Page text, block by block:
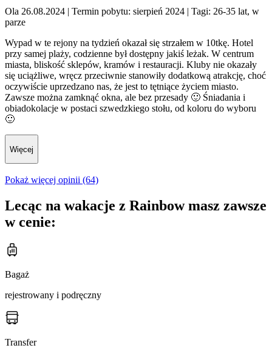
Ola 26.08.2024 | Termin pobytu: sierpień 2024 | Tagi: 26-35 lat, w
parze
Wypad w te rejony na tydzień okazał się strzałem w 10tkę. Hotel
przy samej plaży, codzienne był dostępny jakiś leżak. W centrum
miasta, bliskość sklepów, kramów i restauracji. Kluby nie okazały
się uciążliwe, wręcz przeciwnie stanowiły dodatkową atrakcję, choć
oczywiście uprzedzano nas, że jest to tętniące życiem miasto.
Zawsze można zamknąć okna, ale bez przesady 🙂 Śniadania i
obiadokolacje w postaci szwedzkiego stołu, od koloru do wyboru
🙂
Więcej
Pokaż więcej opinii (64)
Lecąc na wakacje z Rainbow masz zawsze
w cenie:
Bagaż
rejestrowany i podręczny
Transfer